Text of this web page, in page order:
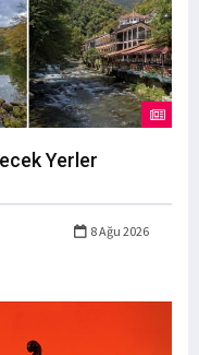
Yerler
8 Ağu 2026